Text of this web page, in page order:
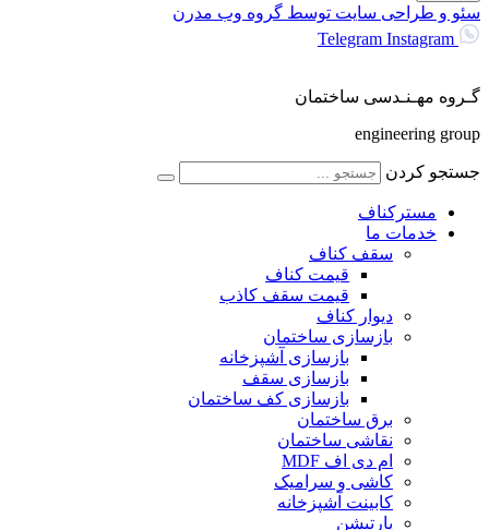
سئو و طراحی سایت توسط گروه وب مدرن
Telegram Instagram
گـروه مهـنـدسی ساختمان
engineering group
جستجو کردن
مسترکناف
خدمات ما
سقف کناف
قیمت کناف
قیمت سقف کاذب
دیوار کناف
بازسازی ساختمان
بازسازی آشپزخانه
بازسازی سقف
بازسازی کف ساختمان
برق ساختمان
نقاشی ساختمان
ام دی اف MDF
کاشی و سرامیک
کابینت آشپزخانه
پارتیشن